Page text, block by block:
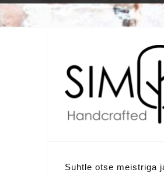
Suhtle otse meistriga